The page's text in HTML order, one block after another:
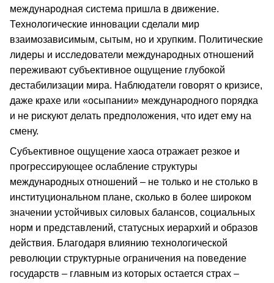
международная система пришла в движение.
Технологические инновации сделали мир
взаимозависимым, сытым, но и хрупким. Политические
лидеры и исследователи международных отношений
переживают субъективное ощущение глубокой
дестабилизации мира. Наблюдатели говорят о кризисе,
даже крахе или «осыпании» международного порядка
и не рискуют делать предположения, что идет ему на
смену.
Субъективное ощущение хаоса отражает резкое и
прогрессирующее ослабление структуры
международных отношений – не только и не столько в
институциональном плане, сколько в более широком
значении устойчивых силовых балансов, социальных
норм и представлений, статусных иерархий и образов
действия. Благодаря влиянию технологической
революции структурные ограничения на поведение
государств – главным из которых остается страх –